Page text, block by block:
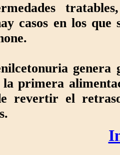
casos en los
genera
primera
revertir el